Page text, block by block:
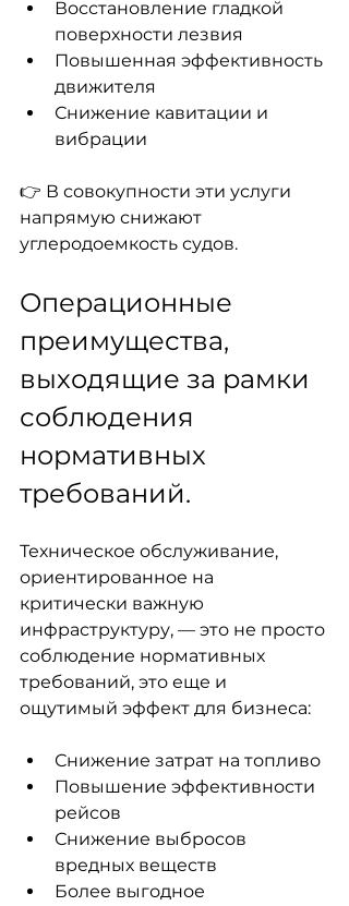
Восстановление гладкой
поверхности лезвия
Повышенная эффективность
движителя
Снижение кавитации и
вибрации
👉 В совокупности эти услуги
напрямую снижают
углеродоемкость судов.
Операционные
преимущества,
выходящие за рамки
соблюдения
нормативных
требований.
Техническое обслуживание,
ориентированное на
критически важную
инфраструктуру, — это не просто
соблюдение нормативных
требований, это еще и
ощутимый эффект для бизнеса:
Снижение затрат на топливо
Повышение эффективности
рейсов
Снижение выбросов
вредных веществ
Более выгодное